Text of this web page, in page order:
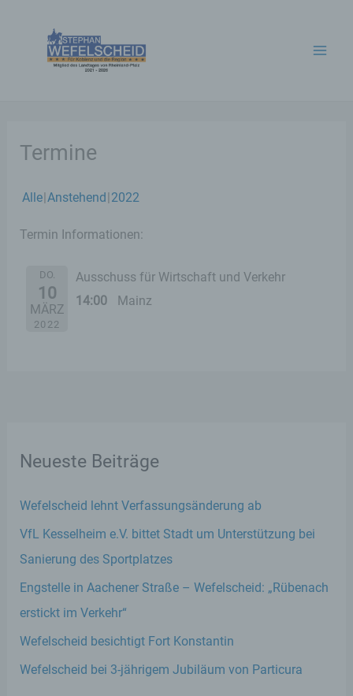
Termine
Alle Anstehend 2022
Termin Informationen:
DO.
10
MÄRZ
2022
Ausschuss für Wirtschaft und Verkehr
14:00
Mainz
Neueste Beiträge
Wefelscheid lehnt Verfassungsänderung ab
VfL Kesselheim e.V. bittet Stadt um Unterstützung bei
Sanierung des Sportplatzes
Engstelle in Aachener Straße – Wefelscheid: „Rübenach
erstickt im Verkehr“
Wefelscheid besichtigt Fort Konstantin
Wefelscheid bei 3-jährigem Jubiläum von Particura